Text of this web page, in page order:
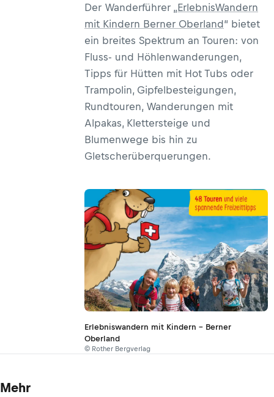
Der Wanderführer „ErlebnisWandern
mit Kindern Berner Oberland“ bietet
ein breites Spektrum an Touren: von
Fluss- und Höhlenwanderungen,
Tipps für Hütten mit Hot Tubs oder
Trampolin, Gipfelbesteigungen,
Rundtouren, Wanderungen mit
Alpakas, Klettersteige und
Blumenwege bis hin zu
Gletscherüberquerungen.
Erlebniswandern mit Kindern - Berner
Oberland
© Rother Bergverlag
Mehr